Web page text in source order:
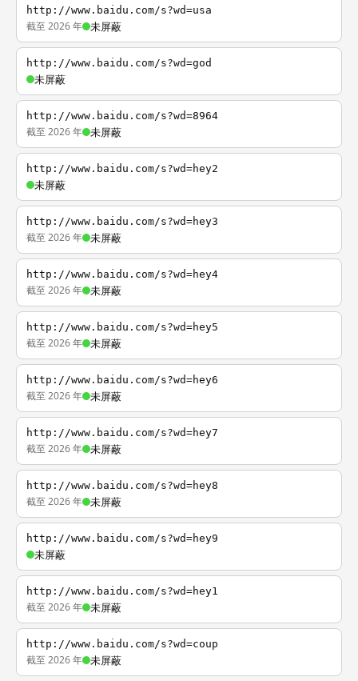
http://www.baidu.com/s?wd=usa
截至 2026 年 未屏蔽
http://www.baidu.com/s?wd=god
未屏蔽
http://www.baidu.com/s?wd=8964
截至 2026 年 未屏蔽
http://www.baidu.com/s?wd=hey2
未屏蔽
http://www.baidu.com/s?wd=hey3
截至 2026 年 未屏蔽
http://www.baidu.com/s?wd=hey4
截至 2026 年 未屏蔽
http://www.baidu.com/s?wd=hey5
截至 2026 年 未屏蔽
http://www.baidu.com/s?wd=hey6
截至 2026 年 未屏蔽
http://www.baidu.com/s?wd=hey7
截至 2026 年 未屏蔽
http://www.baidu.com/s?wd=hey8
截至 2026 年 未屏蔽
http://www.baidu.com/s?wd=hey9
未屏蔽
http://www.baidu.com/s?wd=hey1
截至 2026 年 未屏蔽
http://www.baidu.com/s?wd=coup
截至 2026 年 未屏蔽